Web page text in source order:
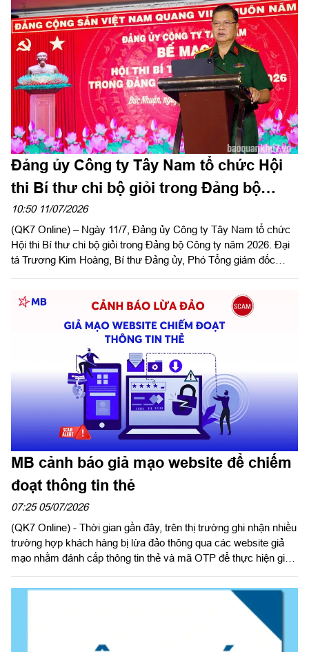
cho bước đồng hành cùng hạ tầng tài chính mới của Thành
phố. Đây cũng là công trình ý nghĩa chào mừng kỷ niệm 50
năm Thành phố vinh dự mang tên Chủ tịch Hồ Chí Minh và
hướng tới cột mốc 30 năm Ngân hàng Thương mại cổ phần
Quân đội (MB) có mặt tại khu vực phía Nam.
Đảng ủy Công ty Tây Nam tổ chức Hội
thi Bí thư chi bộ giỏi trong Đảng bộ
Công ty năm 2026
10:50 11/07/2026
(QK7 Online) – Ngày 11/7, Đảng ủy Công ty Tây Nam tổ chức
Hội thi Bí thư chi bộ giỏi trong Đảng bộ Công ty năm 2026. Đại
tá Trương Kim Hoàng, Bí thư Đảng ủy, Phó Tổng giám đốc
MB cảnh báo giả mạo website để chiếm
đoạt thông tin thẻ
07:25 05/07/2026
(QK7 Online) - Thời gian gần đây, trên thị trường ghi nhận nhiều
trường hợp khách hàng bị lừa đảo thông qua các website giả
mạo nhằm đánh cắp thông tin thẻ và mã OTP để thực hiện giao
giao diện tương tự website của doanh nghiệp, thương hiệu uy
tín hoặc cơ quan nhà nước để tạo lòng tin với khách hàng.